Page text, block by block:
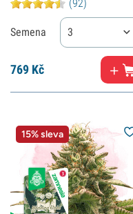
(92)
Semena 3
769 Kč
15% sleva